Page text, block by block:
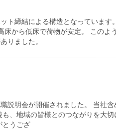
ト締結による構造となっています
から低床で荷物が安定。 このよ
りました。
説明会が開催されました。 当社
、地域の皆様とのつながりを大
とうござ